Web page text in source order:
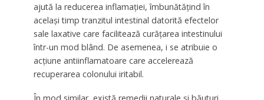
ajută la reducerea inflamației, îmbunătățind în
același timp tranzitul intestinal datorită efectelor
sale laxative care facilitează curățarea intestinului
într-un mod blând. De asemenea, i se atribuie o
acțiune antiinflamatoare care accelerează
recuperarea colonului iritabil.
În mod similar, există remedii naturale și băuturi